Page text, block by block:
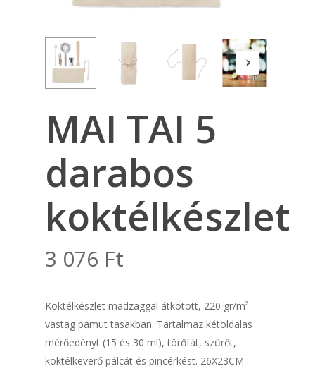
MAI TAI 5
darabos
koktélkészlet
3 076 Ft
Koktélkészlet madzaggal átkötött, 220 gr/m²
vastag pamut tasakban. Tartalmaz kétoldalas
mérőedényt (15 és 30 ml), törőfát, szűrőt,
koktélkeverő pálcát és pincérkést. 26X23CM